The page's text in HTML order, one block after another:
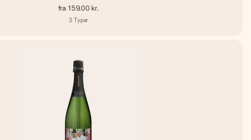
fra 159,00 kr.
3 Typer